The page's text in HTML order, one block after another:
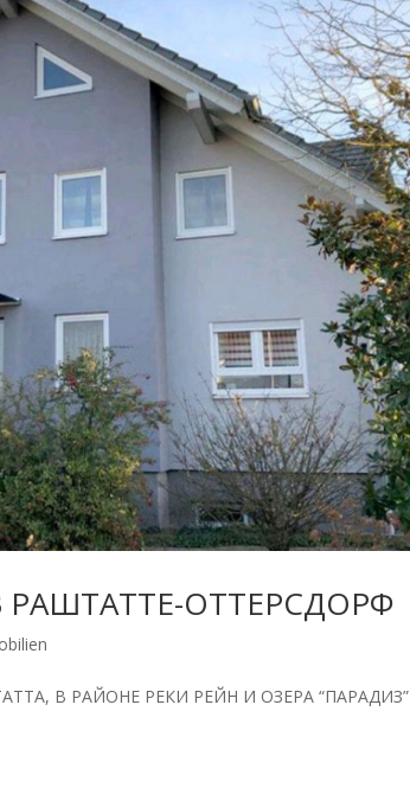
ОТТЕРСДОРФ
В РАЙОНЕ РЕКИ РЕЙН И ОЗЕРА “ПАРАДИЗ”